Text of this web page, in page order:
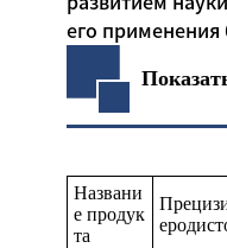
его применения
Названи
е продук
та